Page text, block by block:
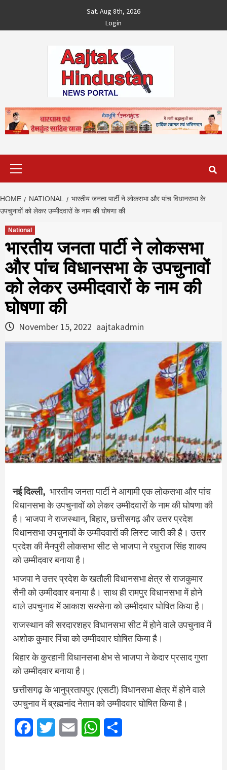
content
Sat. Aug 8th, 2026
Login
HOME NATIONAL
भारतीय जनता पार्टी ने लोकसभा और पांच विधानसभा के
उपचुनावों को लेकर उम्मीदवारों के नाम की घोषणा की
National
भारतीय जनता पार्टी ने लोकसभा
और पांच विधानसभा के उपचुनावों
को लेकर उम्मीदवारों के नाम की
घोषणा की
November 15, 2022 aajtakadmin
नई दिल्ली, भारतीय जनता पार्टी ने आगामी एक लोकसभा और पांच
विधानसभा के उपचुनावों को लेकर उम्मीदवारों के नाम की घोषणा की
है। भाजपा ने राजस्थान, बिहार, छत्तीसगढ़ और उत्तर प्रदेश
विधानसभा उपचुनावों के उम्मीदवारों की लिस्ट जारी की है। उत्तर
प्रदेश की मैनपुरी लोकसभा सीट से भाजपा ने रघुराज सिंह शाक्य
को उम्मीदवार बनाया है।
भाजपा ने उत्तर प्रदेश के खतौली विधानसभा क्षेत्र से राजकुमार
सैनी को उम्मीदवार बनाया है। साथ ही रामपुर विधानसभा में होने
वाले उपचुनाव में आकाश सक्सेना को उम्मीदवार घोषित किया है।
राजस्थान की सरदारशहर विधानसभा सीट में होने वाले उपचुनाव में
अशोक कुमार पिंचा को उम्मीदवार घोषित किया है।
बिहार के कुरहानी विधानसभा क्षेभ से भाजपा ने केदार प्रसाद गुप्ता
को उम्मीदवार बनाया है।
छत्तीसगढ़ के भानुप्रतापपुर (एसटी) विधानसभा क्षेत्र में होने वाले
उपचुनाव में ब्रह्मनांद नेताम को उम्मीदवार घोषित किया है।
FacebookTwitter Email WhatsApp